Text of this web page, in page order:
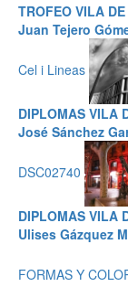
TROFEO VILA
Juan Tejero
Cel i Lineas
DIPLOMAS VILA
José Sánchez
DSC02740
DIPLOMAS VILA
Ulises Gázquez
FORMAS Y